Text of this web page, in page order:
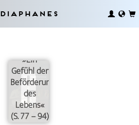
Diaphanes
»Ein
Gefühl der
Beförderung
des
Lebens«
(S. 77 – 94)